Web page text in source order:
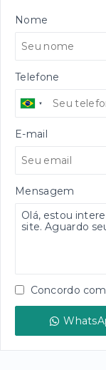
Nome
Telefone
E-mail
Mensagem
Concordo